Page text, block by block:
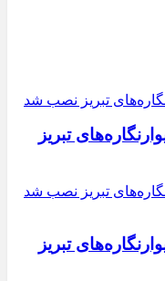
تبریز
تبریز